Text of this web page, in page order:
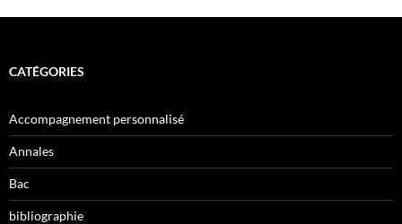
CATÉGORIES
Accompagnement personnalisé
Annales
Bac
bibliographie